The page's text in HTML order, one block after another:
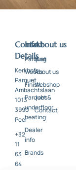
Contact
Details
Kerkhofs
Parquet
Ambachtslaan
1013
3990
Peer
+32
11
63
64
Info
Parquet
Woods
Finish
Parquet &
underfloor
heating
Dealer
info
Brands
About us
Blog
About us
Webshop
Jobs
Contact